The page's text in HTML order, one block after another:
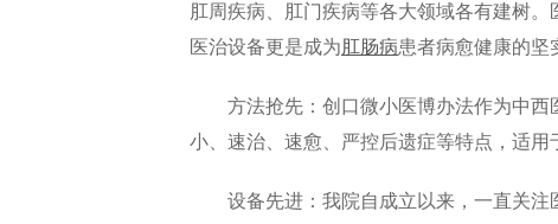
肛周疾病、肛门疾病等各大领域各有建树
医治设备更是成为 肛肠病患者病愈健康的坚
方法抢先：创口微小医博办法作为中西
小、速治、速愈、严控后遗症等特点，适用
设备先进：我院自成立以来，一直关注